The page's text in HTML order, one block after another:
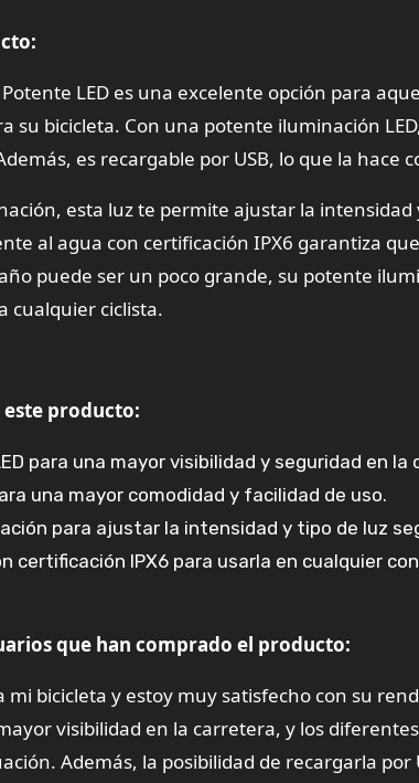
Potente LED es una excelente opción para
su bicicleta. Con una potente iluminación
es recargable por USB, lo que la hace
esta luz te permite ajustar la
al agua con certificación IPX6 garantiza
puede ser un poco grande, su potente
cualquier ciclista.
producto:
para una mayor visibilidad y seguridad en la
una mayor comodidad y facilidad de uso.
para ajustar la intensidad y tipo de luz
certificación IPX6 para usarla en cualquier
que han comprado el producto:
mi bicicleta y estoy muy satisfecho con su
visibilidad en la carretera, y los
Además, la posibilidad de recargarla por